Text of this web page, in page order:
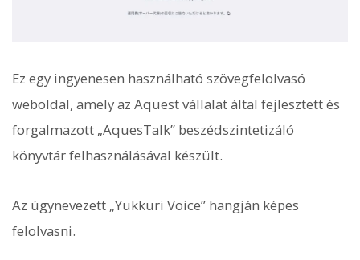
Ez egy ingyenesen használható szövegfelolvasó
weboldal, amely az Aquest vállalat által fejlesztett és
forgalmazott „AquesTalk” beszédszintetizáló
könyvtár felhasználásával készült.
Az úgynevezett „Yukkuri Voice” hangján képes
felolvasni.